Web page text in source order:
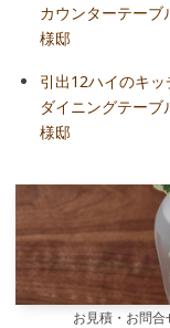
カウンターテー
様邸
引出12ハイのキ
ダイニングテー
様邸
お見積・お問